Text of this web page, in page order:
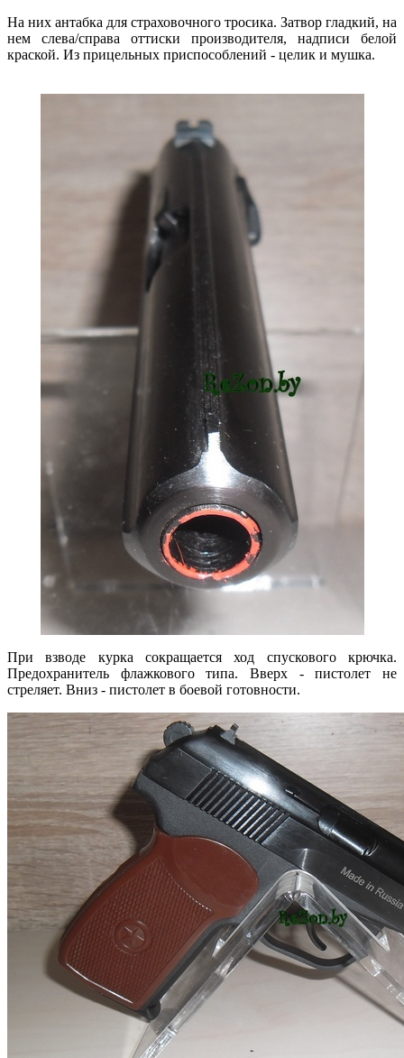
На них антабка для страховочного тросика. Затвор гладкий, на
нем слева/справа оттиски производителя, надписи белой
краской. Из прицельных приспособлений - целик и мушка.
При взводе курка сокращается ход спускового крючка.
Предохранитель флажкового типа. Вверх - пистолет не
стреляет. Вниз - пистолет в боевой готовности.